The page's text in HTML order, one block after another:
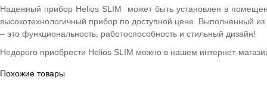
Надежный прибор Helios SLIM может быть установлен в
высокотехнологичный прибор по доступной цене. Выполненный
– это функциональность, работоспособность и стильный дизайн!
Недорого приобрести Helios SLIM можно в нашем интернет-
Похожие товары